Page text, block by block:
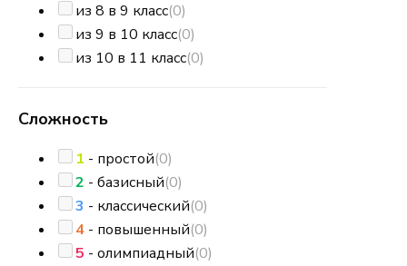
из 8 в 9 класс(0)
из 9 в 10 класс(0)
из 10 в 11 класс(0)
Сложность
1 - простой(0)
2 - базисный(0)
3 - классический(0)
4 - повышенный(0)
5 - олимпиадный(0)